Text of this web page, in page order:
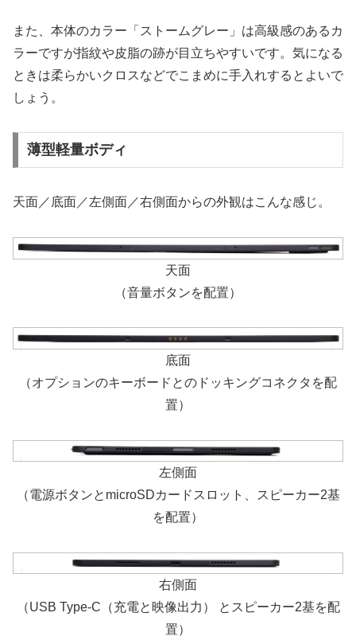
また、本体のカラー「ストームグレー」は高級感のあるカ
ラーですが指紋や皮脂の跡が目立ちやすいです。気になる
ときは柔らかいクロスなどでこまめに手入れするとよいで
しょう。
薄型軽量ボディ
天面／底面／左側面／右側面からの外観はこんな感じ。
天面
（音量ボタンを配置）
底面
（オプションのキーボードとのドッキングコネクタを配
置）
左側面
（電源ボタンとmicroSDカードスロット、スピーカー2基
を配置）
右側面
（USB Type-C（充電と映像出力） とスピーカー2基を配
置）